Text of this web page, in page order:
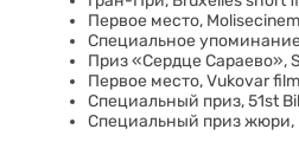
Первое место,
Специальное
Приз «Сердце Сараево»,
Первое место, Vukovar
Специальный приз, 51st
Специальный приз жюри,